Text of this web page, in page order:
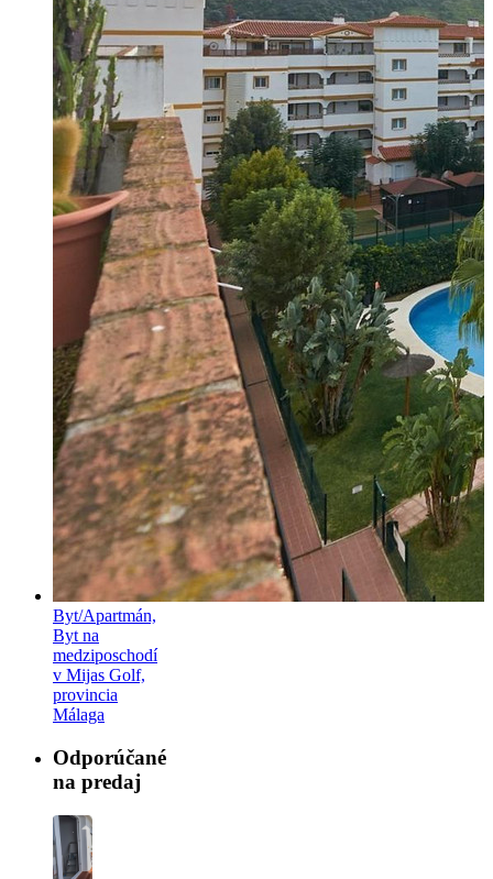
Byt/Apartmán,
Byt na
medziposchodí
v Mijas Golf,
provincia
Málaga
Odporúčané
na predaj